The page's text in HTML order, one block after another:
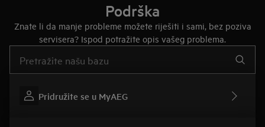
Podrška
Znate li da manje probleme možete riješiti i sami, bez poziva
servisera? Ispod potražite opis vašeg problema.
Pridružite se u MyAEG